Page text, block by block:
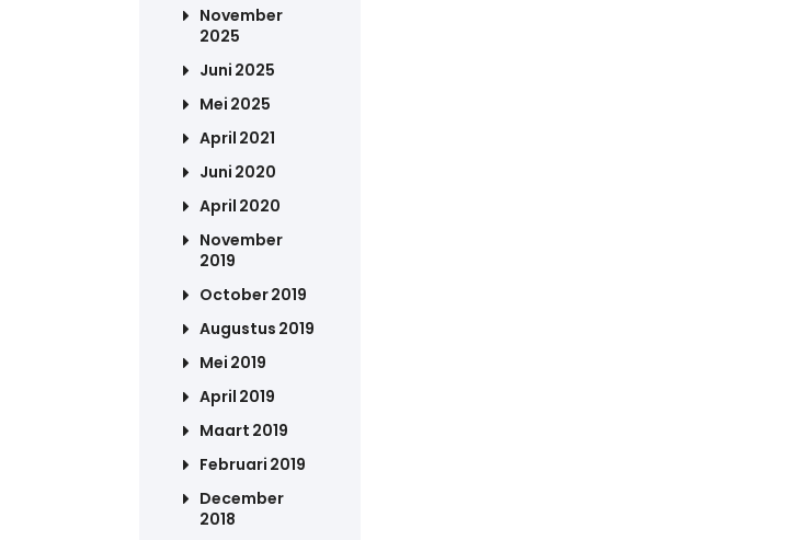
November
2025
Juni 2025
Mei 2025
April 2021
Juni 2020
April 2020
November
2019
October 2019
Augustus 2019
Mei 2019
April 2019
Maart 2019
Februari 2019
December
2018